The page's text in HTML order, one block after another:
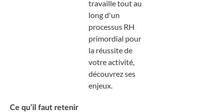
travaille tout au
long d'un
processus RH
primordial pour
la réussite de
votre activité,
découvrez ses
enjeux.
Ce qu’il faut retenir